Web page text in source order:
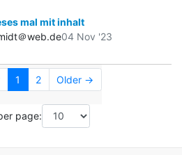
mal mit inhalt
＠web.de04 Nov '23
1 2 Older →
page: